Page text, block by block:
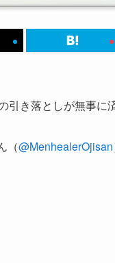
き落としが無事に
（@MenhealerOjisan